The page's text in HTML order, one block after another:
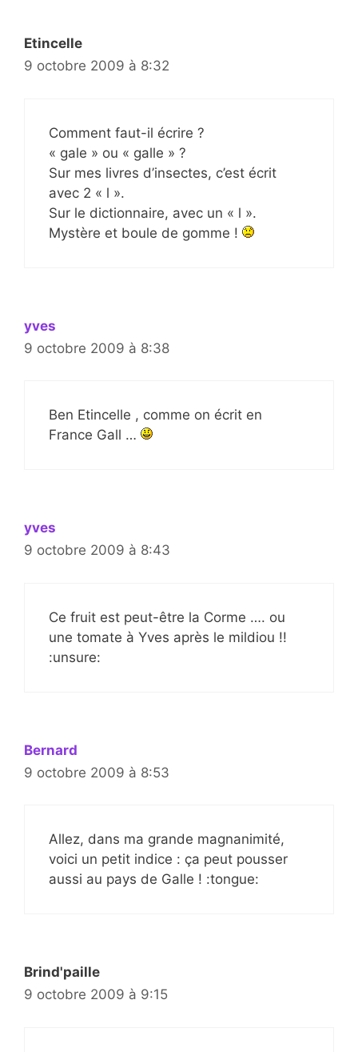
Etincelle
9 octobre 2009 à 8:32
Comment faut-il écrire ?
« gale » ou « galle » ?
Sur mes livres d’insectes, c’est écrit
avec 2 « l ».
Sur le dictionnaire, avec un « l ».
Mystère et boule de gomme !
yves
9 octobre 2009 à 8:38
Ben Etincelle , comme on écrit en
France Gall …
yves
9 octobre 2009 à 8:43
Ce fruit est peut-être la Corme …. ou
une tomate à Yves après le mildiou !!
:unsure:
Bernard
9 octobre 2009 à 8:53
Allez, dans ma grande magnanimité,
voici un petit indice : ça peut pousser
aussi au pays de Galle ! :tongue:
Brind'paille
9 octobre 2009 à 9:15